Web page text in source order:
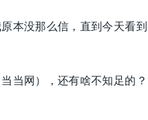
本没那么信，直到今天看到
当网），还有啥不知足的？